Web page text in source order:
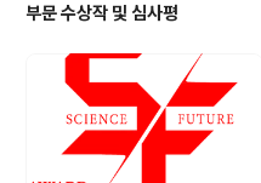
부문 수상작 및 심사평